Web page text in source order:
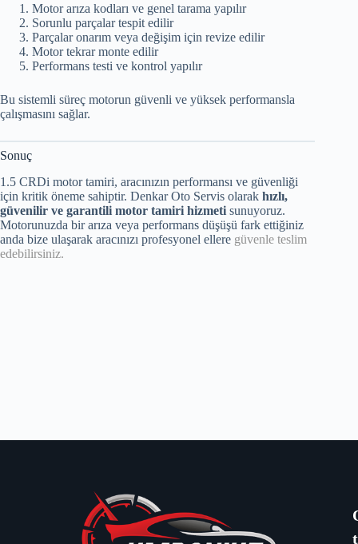
Motor arıza kodları ve genel tarama yapılır
Sorunlu parçalar tespit edilir
Parçalar onarım veya değişim için revize edilir
Motor tekrar monte edilir
Performans testi ve kontrol yapılır
Bu sistemli süreç motorun güvenli ve yüksek performansla
çalışmasını sağlar.
Sonuç
1.5 CRDi motor tamiri, aracınızın performansı ve güvenliği
için kritik öneme sahiptir. Denkar Oto Servis olarak hızlı,
güvenilir ve garantili motor tamiri hizmeti sunuyoruz.
Motorunuzda bir arıza veya performans düşüşü fark ettiğiniz
anda bize ulaşarak aracınızı profesyonel ellere güvenle teslim
edebilirsiniz.
t